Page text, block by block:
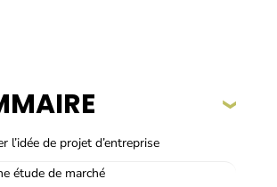
l’idée de projet d’entreprise
étude de marché